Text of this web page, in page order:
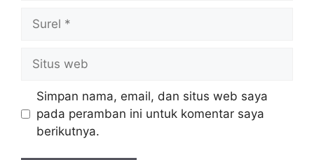
Simpan nama, email, dan situs web saya
pada peramban ini untuk komentar saya
berikutnya.